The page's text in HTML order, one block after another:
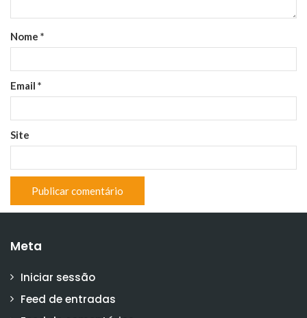
Nome *
Email *
Site
Meta
Iniciar sessão
Feed de entradas